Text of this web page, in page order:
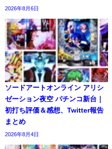
2026年8月6日
ソードアートオンライン アリシ
ゼーション夜空 パチンコ新台｜
初打ち評価＆感想、Twitter報告
まとめ
2026年8月4日